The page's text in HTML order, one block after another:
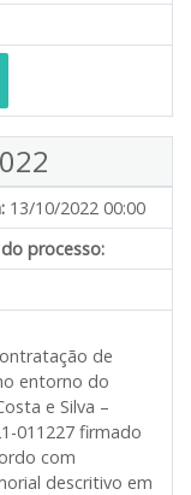
13/10/2022 00:00
processo:
de
entorno do
e Silva –
011227 firmado
com
descritivo em